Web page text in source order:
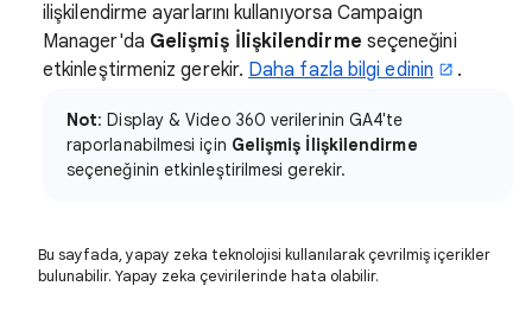
ilişkilendirme ayarlarını kullanıyorsa Campaign
Manager'da Gelişmiş İlişkilendirme seçeneğini
etkinleştirmeniz gerekir. Daha fazla bilgi edinin .
Not: Display & Video 360 verilerinin GA4'te
raporlanabilmesi için Gelişmiş İlişkilendirme
seçeneğinin etkinleştirilmesi gerekir.
Bu sayfada, yapay zeka teknolojisi kullanılarak çevrilmiş içerikler
bulunabilir. Yapay zeka çevirilerinde hata olabilir.